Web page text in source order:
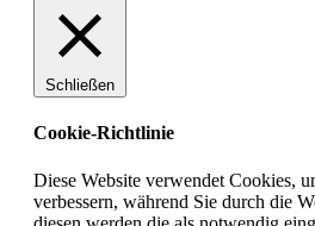
Schließen
Cookie-Richtlinie
Diese Website verwendet Cookies,
verbessern, während Sie durch die